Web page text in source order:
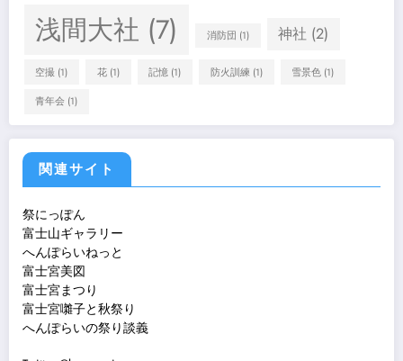
浅間大社 (7) 消防団 (1) 神社 (2)
空撮 (1) 花(1) 記憶 (1) 防火訓練 (1) 雪景色 (1)
青年会 (1)
関連サイト
祭にっぽん
富士山ギャラリー
へんぽらいねっと
富士宮美図
富士宮まつり
富士宮囃子と秋祭り
へんぽらいの祭り談義